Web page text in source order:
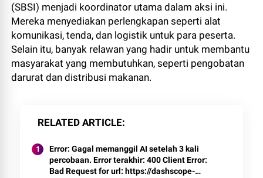
(SBSI) menjadi koordinator utama dalam aksi ini.
Mereka menyediakan perlengkapan seperti alat
komunikasi, tenda, dan logistik untuk para peserta.
Selain itu, banyak relawan yang hadir untuk membantu
masyarakat yang membutuhkan, seperti pengobatan
darurat dan distribusi makanan.
RELATED ARTICLE
Error: Gagal memanggil AI setelah 3 kali
percobaan. Error terakhir: 400 Client Error:
Bad Request for url: https://dashscope-